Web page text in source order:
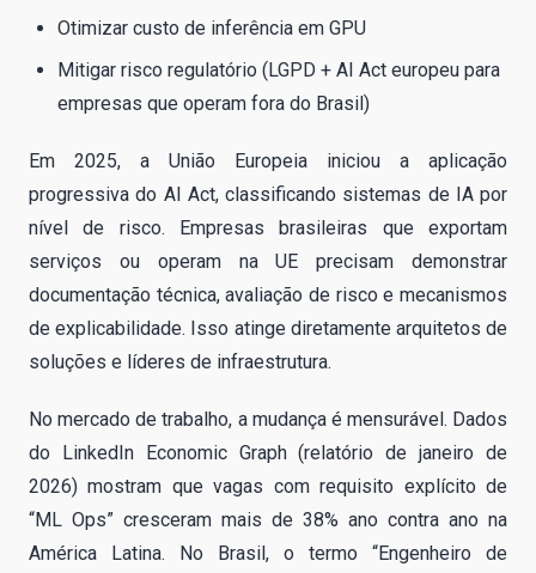
Otimizar custo de inferência em GPU
Mitigar risco regulatório (LGPD + AI Act europeu para
empresas que operam fora do Brasil)
Em 2025, a União Europeia iniciou a aplicação
progressiva do AI Act, classificando sistemas de IA por
nível de risco. Empresas brasileiras que exportam
serviços ou operam na UE precisam demonstrar
documentação técnica, avaliação de risco e mecanismos
de explicabilidade. Isso atinge diretamente arquitetos de
soluções e líderes de infraestrutura.
No mercado de trabalho, a mudança é mensurável. Dados
do LinkedIn Economic Graph (relatório de janeiro de
2026) mostram que vagas com requisito explícito de
“ML Ops” cresceram mais de 38% ano contra ano na
América Latina. No Brasil, o termo “Engenheiro de